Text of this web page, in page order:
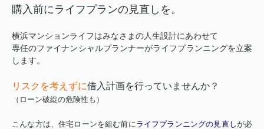
購入前にライフプランの見直しを。
横浜マンションライフはみなさまの人生設計にあわせて
専任のファイナンシャルプランナーがライフプランニングを立案
します。
リスクを考えずに借入計画を行っていませんか？
（ローン破綻の危険性も）
こんな方は、住宅ローンを組む前にライフプランニングの見直しが必